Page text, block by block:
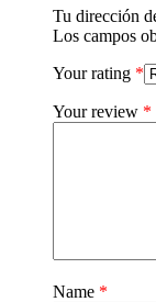
Tu dirección
Los campos
Your rating *
Your review *
Name *